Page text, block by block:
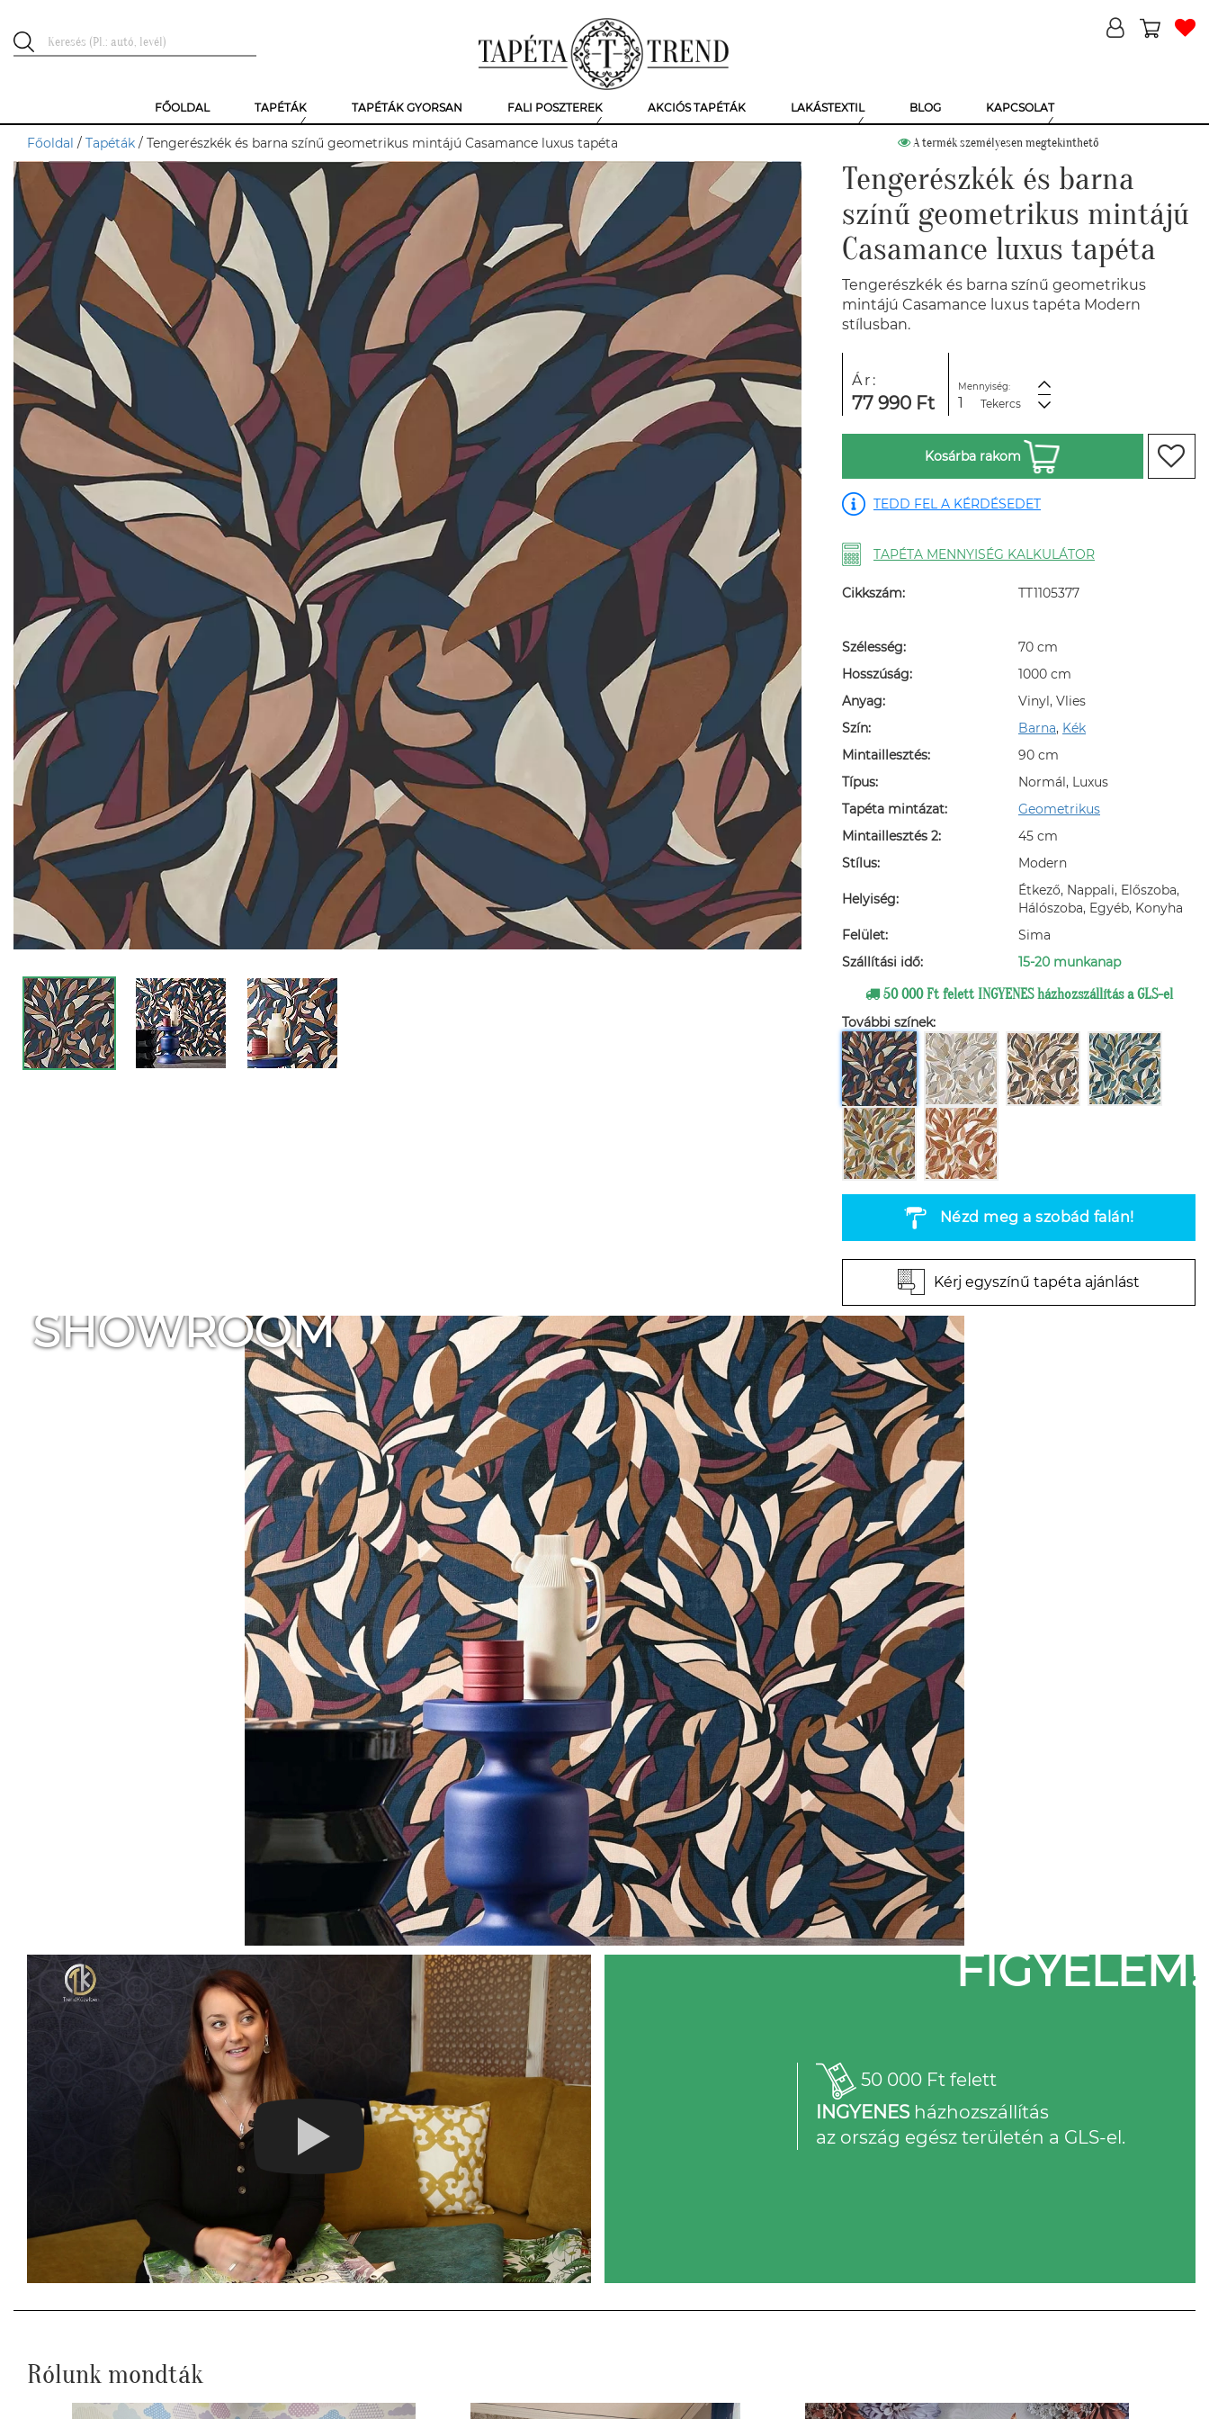
FŐOLDAL TAPÉTÁK TAPÉTÁK GYORSAN FALI POSZTEREK AKCIÓS TAPÉTÁK LAKÁSTEXTIL BLOG KAPCSOLAT
Főoldal / Tapéták / Tengerészkék és barna színű geometrikus mintájú Casamance luxus tapéta A termék személyesen megtekinthető
Tengerészkék és barna
színű geometrikus mintájú
Casamance luxus tapéta
Tengerészkék és barna színű geometrikus
mintájú Casamance luxus tapéta Modern
stílusban.
Ár:
77 990 Ft
Mennyiség:
Tekercs
Kosárba rakom
TEDD FEL A KÉRDÉSEDET
TAPÉTA MENNYISÉG KALKULÁTOR
Cikkszám: TT1105377
Szélesség:
70 cm
Hosszúság:
1000 cm
Anyag:
Vinyl, Vlies
Szín:
Barna, Kék
Mintaillesztés:
90 cm
Típus:
Normál, Luxus
Tapéta mintázat:
Geometrikus
Mintaillesztés 2:
45 cm
Stílus:
Modern
Helyiség:
Étkező, Nappali, Előszoba,
Hálószoba, Egyéb, Konyha
Felület:
Sima
Szállítási idő:
15-20 munkanap
50 000 Ft felett INGYENES házhozszállítás a GLS-el
További színek:
Nézd meg a szobád falán!
Kérj egyszínű tapéta ajánlást
SHOWROOM
FIGYELEM!
50 000 Ft felett
INGYENESházhozszállítás
az ország egész területén a GLS-el.
Rólunk mondták